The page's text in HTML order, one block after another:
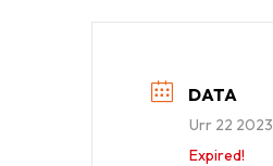
DATA
Urr 22 2023
Expired!